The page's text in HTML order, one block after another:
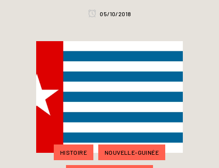
05/10/2018
HISTOIRE NOUVELLE-GUINÉE